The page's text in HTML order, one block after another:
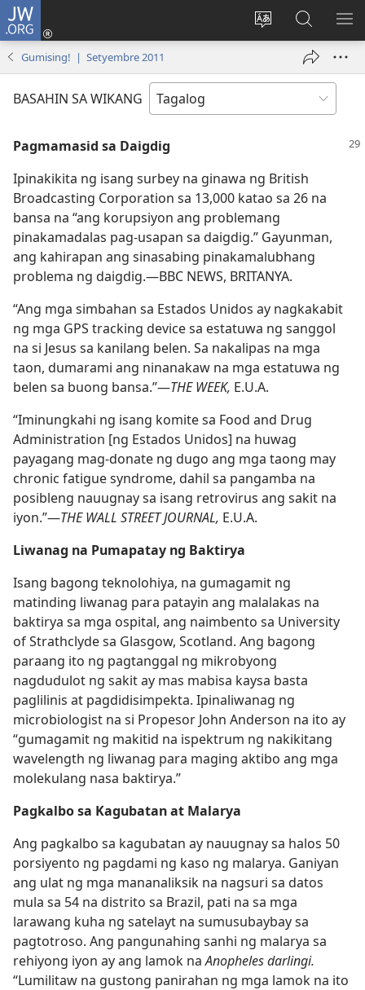
JW.ORG
Baguhin
ng
Mag-
log
bubukas
sa
JW.ORG
Gumising! | Setyembre 2011
BASAHIN SA WIKANG
Pagmamasid sa Daigdig
Ipinakikita ng isang surbey na ginawa ng British
Broadcasting Corporation sa 13,000 katao sa 26 na
bansa na “ang korupsiyon ang problemang
pinakamadalas pag-usapan sa daigdig.” Gayunman,
ang kahirapan ang sinasabing pinakamalubhang
problema ng daigdig.​—BBC NEWS, BRITANYA.
“Ang mga simbahan sa Estados Unidos ay nagkakabit
ng mga GPS tracking device sa estatuwa ng sanggol
na si Jesus sa kanilang belen. Sa nakalipas na mga
taon, dumarami ang ninanakaw na mga estatuwa ng
belen sa buong bansa.”​—THE WEEK, E.U.A.
“Iminungkahi ng isang komite sa Food and Drug
Administration [ng Estados Unidos] na huwag
payagang mag-donate ng dugo ang mga taong may
chronic fatigue syndrome, dahil sa pangamba na
posibleng nauugnay sa isang retrovirus ang sakit na
iyon.”​—THE WALL STREET JOURNAL, E.U.A.
Liwanag na Pumapatay ng Baktirya
Isang bagong teknolohiya, na gumagamit ng
matinding liwanag para patayin ang malalakas na
baktirya sa mga ospital, ang naimbento sa University
of Strathclyde sa Glasgow, Scotland. Ang bagong
paraang ito ng pagtanggal ng mikrobyong
nagdudulot ng sakit ay mas mabisa kaysa basta
paglilinis at pagdidisimpekta. Ipinaliwanag ng
microbiologist na si Propesor John Anderson na ito ay
“gumagamit ng makitid na ispektrum ng nakikitang
wavelength ng liwanag para maging aktibo ang mga
molekulang nasa baktirya.”
Pagkalbo sa Kagubatan at Malarya
Ang pagkalbo sa kagubatan ay nauugnay sa halos 50
porsiyento ng pagdami ng kaso ng malarya. Ganiyan
ang ulat ng mga mananaliksik na nagsuri sa datos
mula sa 54 na distrito sa Brazil, pati na sa mga
larawang kuha ng satelayt na sumusubaybay sa
pagtotroso. Ang pangunahing sanhi ng malarya sa
rehiyong iyon ay ang lamok naAnopheles darlingi.
“Lumilitaw na gustong panirahan ng mga lamok na ito